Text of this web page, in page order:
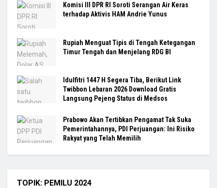
Komisi III DPR RI Soroti Serangan Air Keras
terhadap Aktivis HAM Andrie Yunus
Rupiah Menguat Tipis di Tengah Ketegangan
Timur Tengah dan Menjelang RDG BI
Idulfitri 1447 H Segera Tiba, Berikut Link
Twibbon Lebaran 2026 Download Gratis
Langsung Pejeng Status di Medsos
Prabowo Akan Tertibkan Pengamat Tak Suka
Pemerintahannya, PDI Perjuangan: Ini Risiko
Rakyat yang Telah Memilih
TOPIK: PEMILU 2024